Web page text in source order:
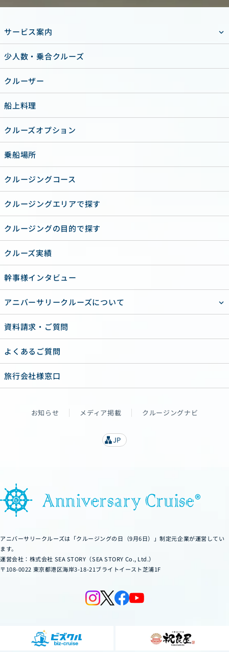
サービス案内
少人数・乗合クルーズ
クルーザー
船上料理
クルーズオプション
乗船場所
クルージングコース
クルージングエリアで探す
クルージングの目的で探す
クルーズ実績
幹事様インタビュー
アニバーサリークルーズについて
資料請求・ご質問
よくあるご質問
旅行会社様窓口
お知らせ メディア掲載 クルージングナビ
lan
g
JP
アニバーサリークルーズは「クルージングの日（9月6日）」制定元企業が運営してい
ます。
運営会社：株式会社 SEA STORY（SEA STORY Co., Ltd.）
〒108-0022 東京都港区海岸3-18-21ブライトイースト芝浦1F